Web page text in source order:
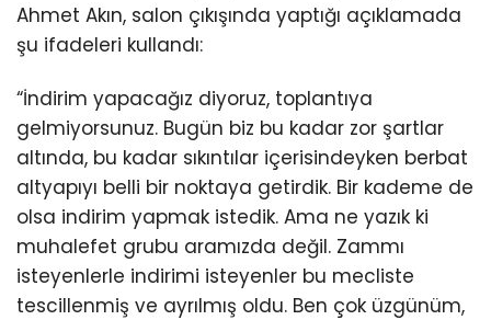
Ahmet Akın, salon çıkışında yaptığı açıklamada
şu ifadeleri kullandı:
“İndirim yapacağız diyoruz, toplantıya
gelmiyorsunuz. Bugün biz bu kadar zor şartlar
altında, bu kadar sıkıntılar içerisindeyken berbat
altyapıyı belli bir noktaya getirdik. Bir kademe de
olsa indirim yapmak istedik. Ama ne yazık ki
muhalefet grubu aramızda değil. Zammı
isteyenlerle indirimi isteyenler bu mecliste
tescillenmiş ve ayrılmış oldu. Ben çok üzgünüm,